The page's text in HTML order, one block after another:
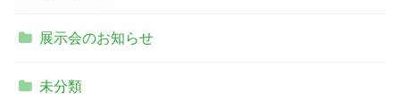
展示会のお知らせ
未分類